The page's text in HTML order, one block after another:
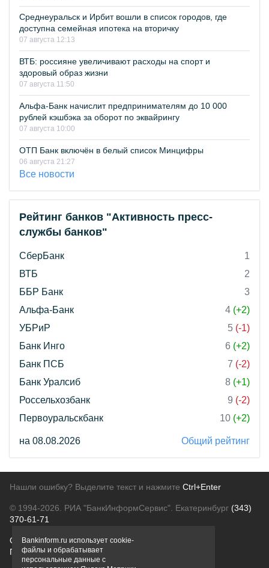
Среднеуральск и Ирбит вошли в список городов, где
доступна семейная ипотека на вторичку
07 августа 12:13
ВТБ: россияне увеличивают расходы на спорт и
здоровый образ жизни
07 августа 11:50
Альфа-Банк начислит предпринимателям до 10 000
рублей кэшбэка за оборот по эквайрингу
07 августа 10:00
ОТП Банк включён в белый список Минцифры
06 августа 21:27
Все новости
Рейтинг банков "Активность пресс-
службы банков"
СберБанк
1
ВТБ
2
ББР Банк
3
Альфа-Банк
4 (+2)
УБРиР
5 (-1)
Банк Инго
6 (+2)
Банк ПСБ
7 (-2)
Банк Уралсиб
8 (+1)
Россельхозбанк
9 (-2)
Первоуральскбанк
10 (+2)
на 08.08.2026 Общий рейтинг
Нашли ошибку? Выделите текст и нажмите Ctrl+Enter
© 1994-2026. РИА "БанкИнформСервис". Екатеринбург (343)
370-61-71
О проектеПолитика конфиденциальности
Правовая информацияДля рекламодателей
Bankinform.ru использует cookie-
файлы и обрабатывает
персональные данные с